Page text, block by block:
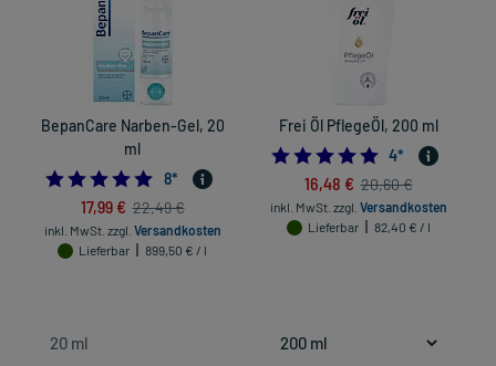
BepanCare Narben-Gel, 20
ml
5.0
8*
17,99 € 22,49 €
inkl. MwSt. zzgl. Versandkosten
Lieferbar
899,50 € / l
Frei Öl PflegeÖl, 200 ml
5.0
4*
16,48 € 20,60 €
inkl. MwSt. zzgl. Versandkosten
Lieferbar
82,40 € / l